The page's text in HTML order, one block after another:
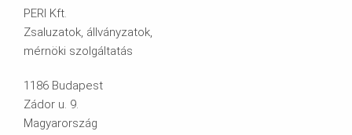
PERI Kft.
Zsaluzatok, állványzatok,
mérnöki szolgáltatás
1186 Budapest
Zádor u. 9.
Magyarország